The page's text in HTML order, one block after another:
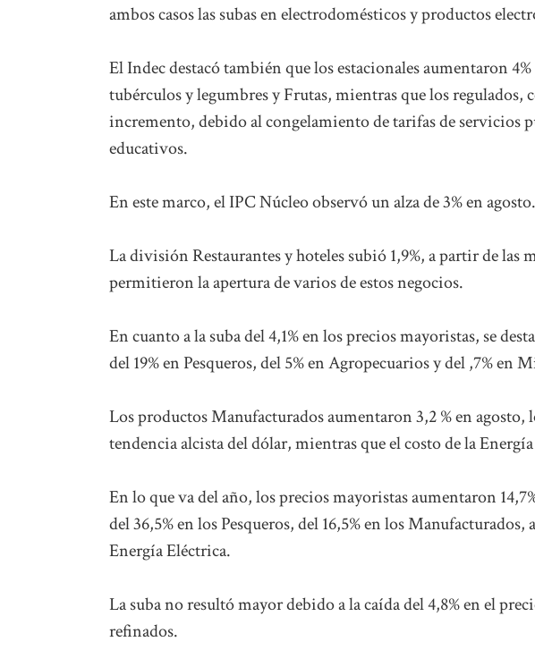
ambos casos las subas en electrodomésticos y productos
El Indec destacó también que los estacionales aumentaron
tubérculos y legumbres y Frutas, mientras que los regulados,
incremento, debido al congelamiento de tarifas de servicios
educativos.
En este marco, el IPC Núcleo observó un alza de 3% en agosto.
La división Restaurantes y hoteles subió 1,9%, a partir de las
permitieron la apertura de varios de estos negocios.
En cuanto a la suba del 4,1% en los precios mayoristas, se
del 19% en Pesqueros, del 5% en Agropecuarios y del ,7% en
Los productos Manufacturados aumentaron 3,2 % en
tendencia alcista del dólar, mientras que el costo de la
En lo que va del año, los precios mayoristas aumentaron
del 36,5% en los Pesqueros, del 16,5% en los Manufacturados,
Energía Eléctrica.
La suba no resultó mayor debido a la caída del 4,8% en el
refinados.